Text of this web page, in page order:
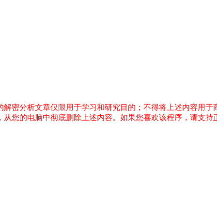
密分析文章仅限用于学习和研究目的；不得将上述内容用
您的电脑中彻底删除上述内容。如果您喜欢该程序，请支